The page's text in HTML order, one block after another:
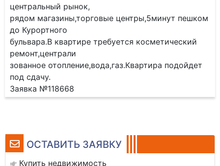
ОСТАВИТЬ ЗАЯВКУ
Купить недвижимость
центральный рынок,
рядом магазины,торговые центры,5минут пешком
до Курортного
бульвара.В квартире требуется косметический
ремонт,централи
зованное отопление,вода,газ.Квартира подойдет
под сдачу.
Заявка №118668